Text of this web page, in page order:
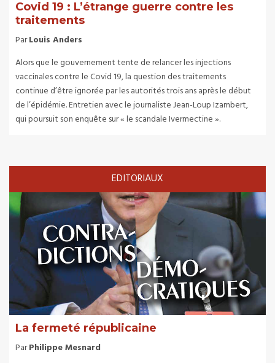
Covid 19 : L’étrange guerre contre les
traitements
ParLouis Anders
Alors que le gouvernement tente de relancer les injections
vaccinales contre le Covid 19, la question des traitements
continue d’être ignorée par les autorités trois ans après le début
de l’épidémie. Entretien avec le journaliste Jean-Loup Izambert,
qui poursuit son enquête sur « le scandale Ivermectine ».
EDITORIAUX
La fermeté républicaine
ParPhilippe Mesnard